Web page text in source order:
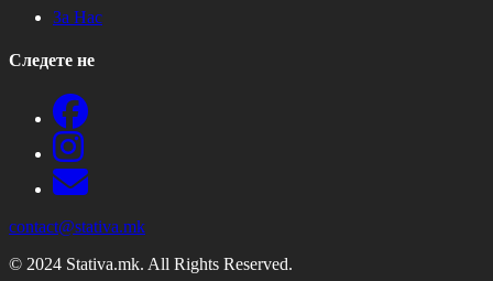
За Нас
Следете не
contact@stativa.mk
© 2024 Stativa.mk. All Rights Reserved.